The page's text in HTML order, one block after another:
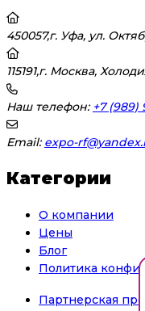
450057,г. Уфа, ул.
115191,г. Москва,
Наш телефон: +7 (989)
Email: expo-
Категории
О компании
Цены
Блог
Политика
Партнерская